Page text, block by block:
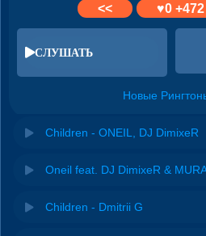
<<
♥0+472
СЛУШАТЬ
Новые
Children - ONEIL, DJ DimixeR
Oneil feat. DJ DimixeR &
Children - Dmitrii G